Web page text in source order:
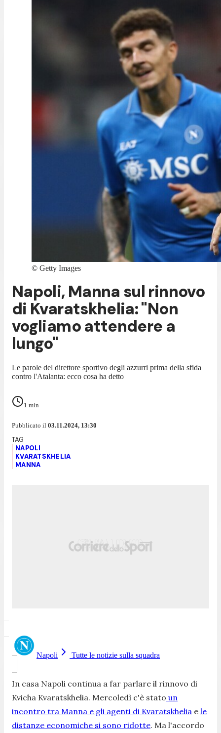
© Getty Images
Napoli, Manna sul rinnovo
di Kvaratskhelia: "Non
vogliamo attendere a
lungo"
Le parole del direttore sportivo degli azzurri prima della sfida
contro l'Atalanta: ecco cosa ha detto
1 min
Pubblicato il 03.11.2024, 13:30
NAPOLI
KVARATSKHELIA
MANNA
Napoli Tutte le notizie sulla squadra
In casa Napoli continua a far parlare il rinnovo di
Kvicha Kvaratskhelia. Mercoledì c'è stato un
incontro tra Manna e gli agenti di Kvaratskhelia e le
distanze economiche si sono ridotte. Ma l'accordo